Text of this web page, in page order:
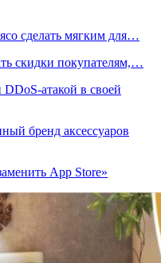
сделать мягким для…
скидки покупателям,…
атакой в своей
бренд аксессуаров
App Store»